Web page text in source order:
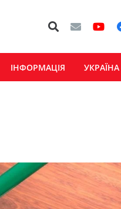
ІНФОРМАЦІЯ УКРАЇНА